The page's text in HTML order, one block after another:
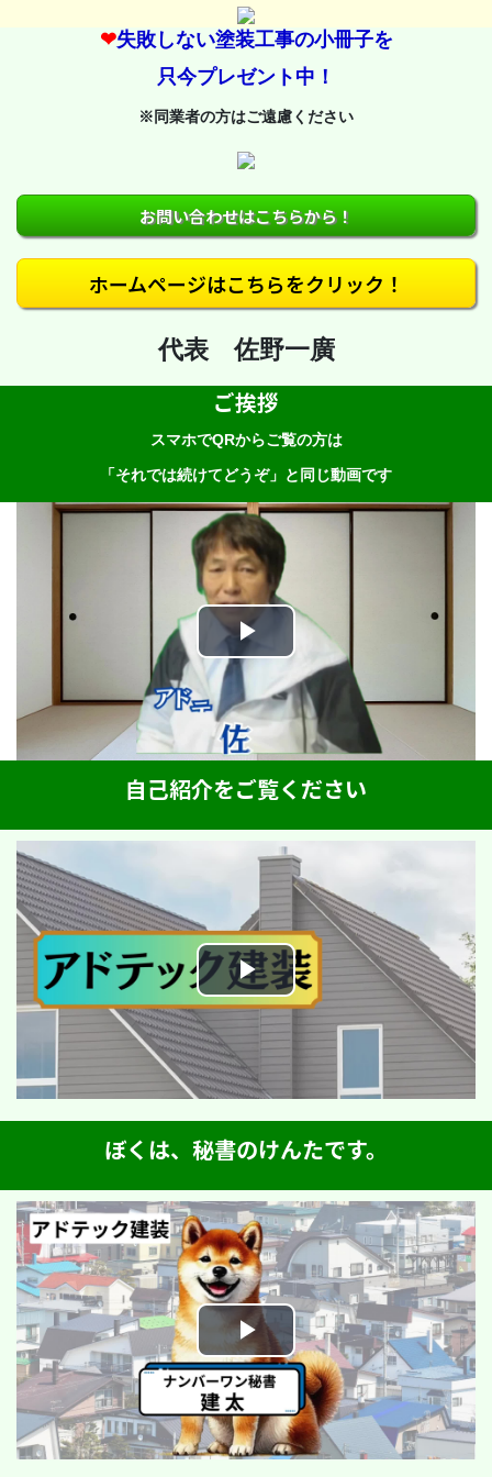
❤失敗しない塗装工事の小冊子を
只今プレゼント中！
※同業者の方はご遠慮ください
お問い合わせはこちらから！
ホームページはこちらをクリック！
代表 佐野一廣
ご挨拶
スマホでQRからご覧の方は
「それでは続けてどうぞ」と同じ動画です
Play
Video
自己紹介をご覧ください
Play
Video
ぼくは、秘書のけんたです。
Play
Video